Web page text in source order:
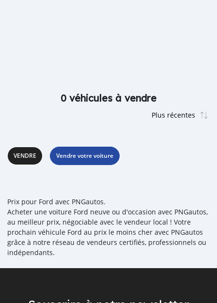
0 véhicules à vendre
VENDRE Vendre votre voiture
Prix pour Ford avec PNGautos.
Acheter une voiture Ford neuve ou d'occasion avec PNGautos,
au meilleur prix, négociable avec le vendeur local ! Votre
prochain véhicule Ford au prix le moins cher avec PNGautos
grâce à notre réseau de vendeurs certifiés, professionnels ou
indépendants.